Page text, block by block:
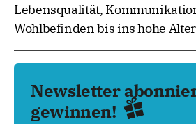
Lebensqualität,
Wohlbefinden bis ins hohe
Newsletter
gewinnen!